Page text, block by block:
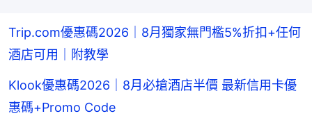
Trip.com優惠碼2026｜8月獨家無門檻5%折扣+任何
酒店可用｜附教學
Klook優惠碼2026｜8月必搶酒店半價 最新信用卡優
惠碼+Promo Code